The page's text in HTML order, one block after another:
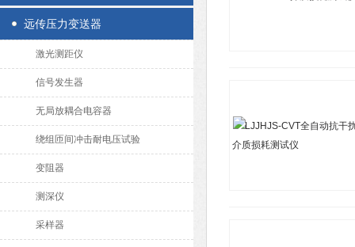
远传压力变送器
激光测距仪
信号发生器
无局放耦合电容器
绕组匝间冲击耐电压试验
变阻器
测深仪
采样器